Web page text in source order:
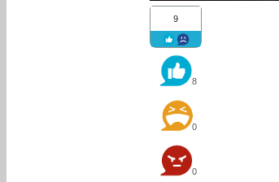
9
8
0
0